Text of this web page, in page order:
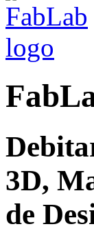
3D,
de